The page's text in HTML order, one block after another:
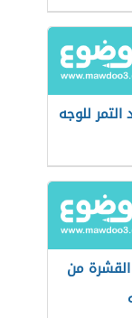
التمر للوجه
القشرة من